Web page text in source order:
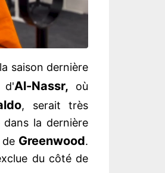
saison dernière
d'Al-Nassr, où
, serait très
la dernière
Greenwood.
du côté de